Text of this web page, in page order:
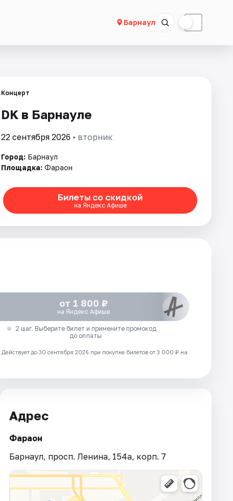
Барнаул ☾
Концерт
DK в Барнауле
22 сентября 2026 • вторник
Город: Барнаул
Площадка: Фараон
Билеты со скидкой
на Яндекс Афише
от 1 800 ₽
на Яндекс Афише
2 шаг. Выберите билет и примените промокод
до оплаты
Действует до 30 сентября 2026 при покупке билетов от 3 000 ₽ на
Адрес
Фараон
Барнаул, просп. Ленина, 154а, корп. 7